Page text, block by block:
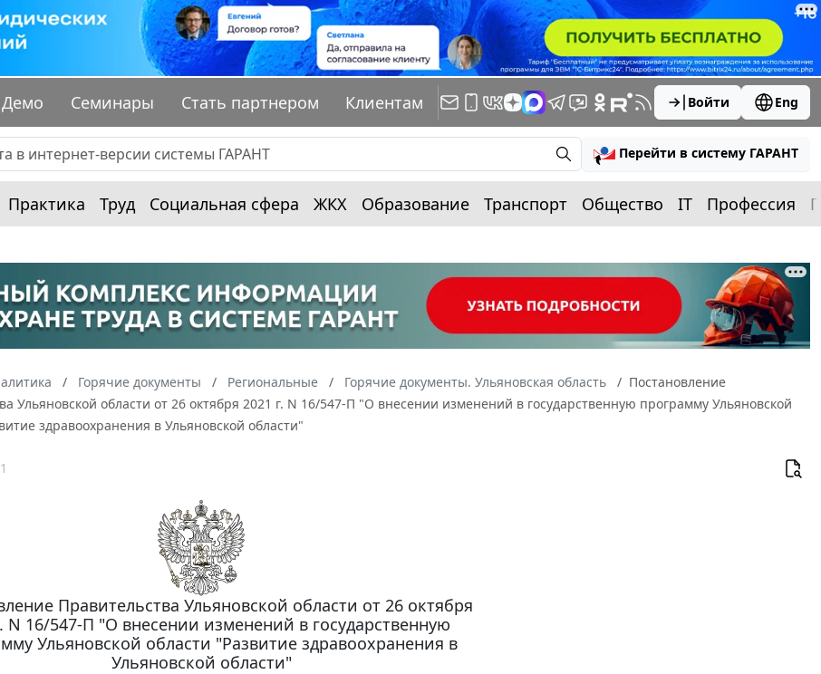
Демо Семинары Стать партнером Клиентам Войти Eng
Перейти в систему ГАРАНТ
Практика Труд Социальная сфера ЖКХ Образование Транспорт Общество IT Профессия
Горячие документы Региональные Горячие документы. Ульяновская область
Постановление
Ульяновской области от 26 октября 2021 г. N 16/547-П "О внесении изменений в государственную программу Ульяновской
здравоохранения в Ульяновской области"
Правительства Ульяновской области от 26 октября
N 16/547-П "О внесении изменений в государственную
Ульяновской области "Развитие здравоохранения в
Ульяновской области"